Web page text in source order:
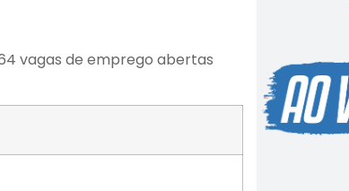
vagas de emprego abertas